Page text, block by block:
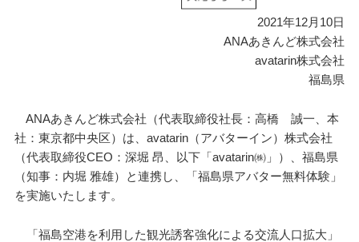
2021年12月10日
ANAあきんど株式会社
avatarin株式会社
福島県
ANAあきんど株式会社（代表取締役社長：高橋 誠一、本
社：東京都中央区）は、avatarin（アバターイン）株式会社
（代表取締役CEO：深堀 昂、以下「avatarin㈱」）、福島県
（知事：内堀 雅雄）と連携し、「福島県アバター無料体験」
を実施いたします。
「福島空港を利用した観光誘客強化による交流人口拡大」